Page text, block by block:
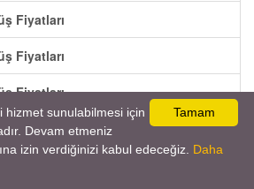
Fiyatları
Fiyatları
Fiyatları
Fiyatları
Fiyatları
Tamam
hizmet sunulabilmesi için
Devam etmeniz
izin verdiğinizi kabul edeceğiz. Daha